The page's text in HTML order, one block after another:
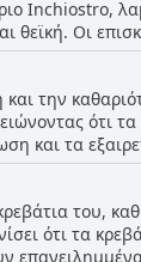
Inchiostro,
θεϊκή. Οι
που
και
κριτικές, η
παρέχεται.
την
ότι
και τα
και
επαινεθεί
τον
του,
ότι τα